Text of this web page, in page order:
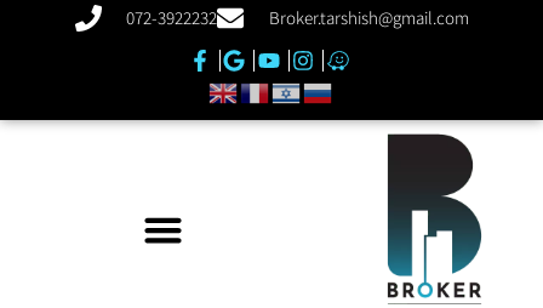
072-3922232 Broker.tarshish@gmail.com